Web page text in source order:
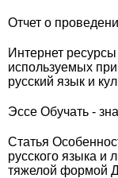
Отчет о
Интернет
используемых
русский язык и
Эссе Обучать -
Статья
русского языка и
тяжелой формой